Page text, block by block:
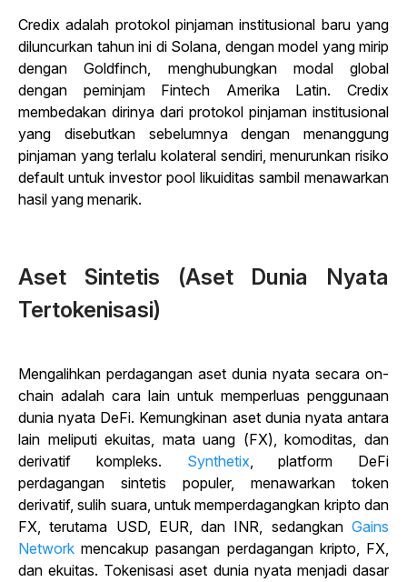
Credix adalah protokol pinjaman institusional baru yang
diluncurkan tahun ini di Solana, dengan model yang mirip
dengan Goldfinch, menghubungkan modal global
dengan peminjam Fintech Amerika Latin. Credix
membedakan dirinya dari protokol pinjaman institusional
yang disebutkan sebelumnya dengan menanggung
pinjaman yang terlalu kolateral sendiri, menurunkan risiko
default untuk investor pool likuiditas sambil menawarkan
hasil yang menarik.
Aset Sintetis (Aset Dunia Nyata
Tertokenisasi)
Mengalihkan perdagangan aset dunia nyata secara on-
chain adalah cara lain untuk memperluas penggunaan
dunia nyata DeFi. Kemungkinan aset dunia nyata antara
lain meliputi ekuitas, mata uang (FX), komoditas, dan
derivatif kompleks. Synthetix, platform DeFi
perdagangan sintetis populer, menawarkan token
derivatif, sulih suara, untuk memperdagangkan kripto dan
FX, terutama USD, EUR, dan INR, sedangkan Gains
Network mencakup pasangan perdagangan kripto, FX,
dan ekuitas. Tokenisasi aset dunia nyata menjadi dasar